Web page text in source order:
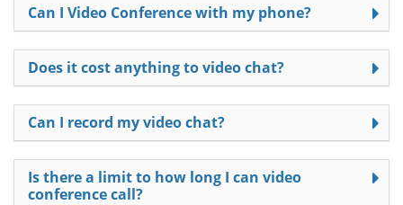
Can I Video Conference with my phone?
Does it cost anything to video chat?
Can I record my video chat?
Is there a limit to how long I can video
conference call?